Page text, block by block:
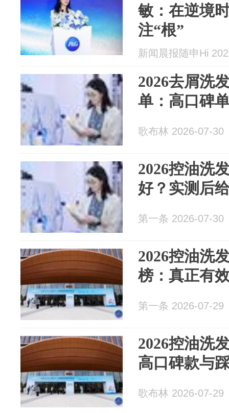
敏：在逆境
注“根”
新闻晨报随申Hi
2026去屑洗
单：高口碑
歌布林 2026-07-30
2026控油洗
好？实测后
第一条 2026-07-30
2026控油洗
榜：真正有
第一条 2026-07-29
2026控油洗
高口碑款与
歌布林 2026-07-29